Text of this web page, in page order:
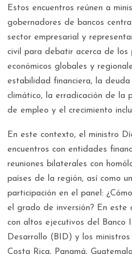
Estos encuentros reúnen a
gobernadores de bancos
sector empresarial y
civil para debatir acerca de los
económicos globales y
estabilidad financiera, la deuda
climático, la erradicación de la
de empleo y el crecimiento
En este contexto, el ministro
encuentros con entidades
reuniones bilaterales con
países de la región, así como
participación en el panel:
el grado de inversión? En este
con altos ejecutivos del Banco
Desarrollo (BID) y los
Costa Rica, Panamá,